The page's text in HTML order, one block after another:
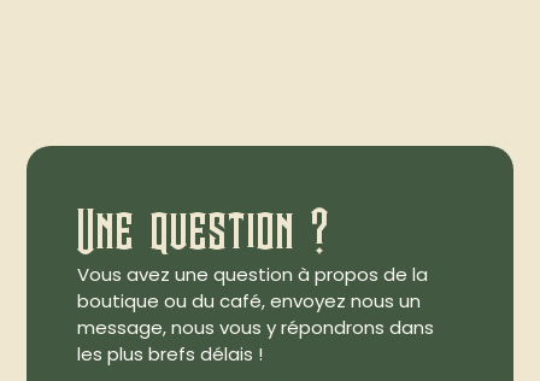
Une question ?
Vous avez une question à propos de la
boutique ou du café, envoyez nous un
message, nous vous y répondrons dans
les plus brefs délais !